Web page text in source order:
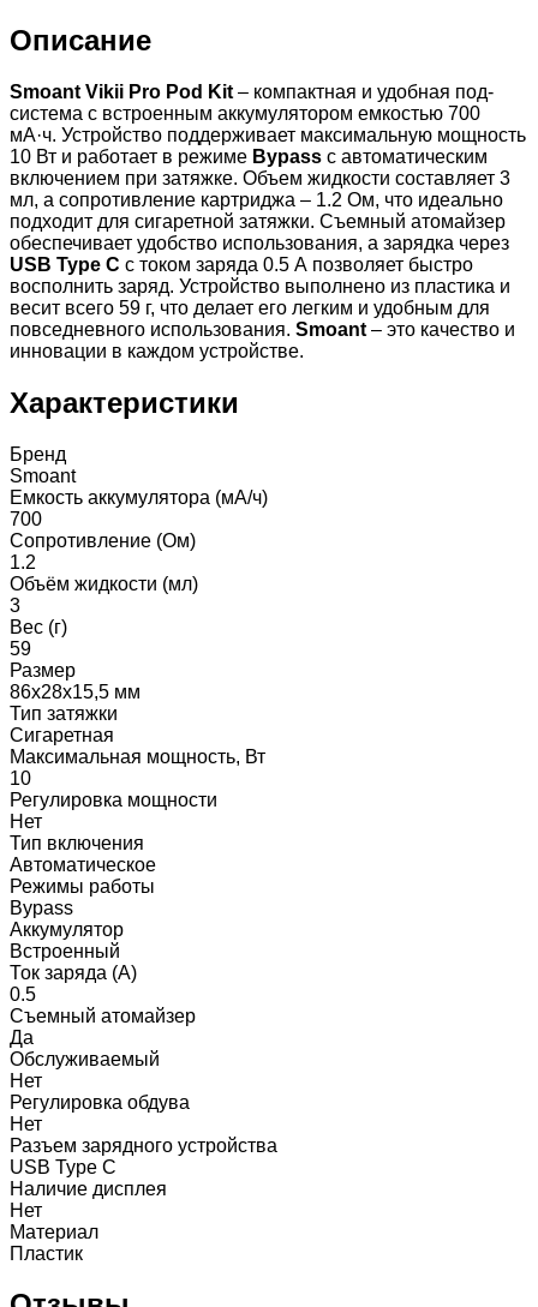
Описание
Smoant Vikii Pro Pod Kit – компактная и удобная под-
система с встроенным аккумулятором емкостью 700
мА·ч. Устройство поддерживает максимальную мощность
10 Вт и работает в режиме Bypass с автоматическим
включением при затяжке. Объем жидкости составляет 3
мл, а сопротивление картриджа – 1.2 Ом, что идеально
подходит для сигаретной затяжки. Съемный атомайзер
обеспечивает удобство использования, а зарядка через
USB Type C с током заряда 0.5 А позволяет быстро
восполнить заряд. Устройство выполнено из пластика и
весит всего 59 г, что делает его легким и удобным для
повседневного использования. Smoant – это качество и
инновации в каждом устройстве.
Характеристики
Бренд
Smoant
Емкость аккумулятора (мА/ч)
700
Сопротивление (Ом)
1.2
Объём жидкости (мл)
3
Вес (г)
59
Размер
86х28х15,5 мм
Тип затяжки
Сигаретная
Максимальная мощность, Вт
10
Регулировка мощности
Нет
Тип включения
Автоматическое
Режимы работы
Bypass
Аккумулятор
Встроенный
Ток заряда (A)
0.5
Съемный атомайзер
Да
Обслуживаемый
Нет
Регулировка обдува
Нет
Разъем зарядного устройства
USB Type C
Наличие дисплея
Нет
Материал
Пластик